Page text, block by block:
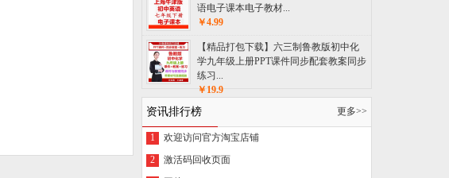
语电子课本电子教材...
￥4.99
【精品打包下载】六三制鲁教版初中化
学九年级上册PPT课件同步配套教案同步
练习...
￥19.9
资讯排行榜 更多>>
1
欢迎访问官方淘宝店铺
2
激活码回收页面